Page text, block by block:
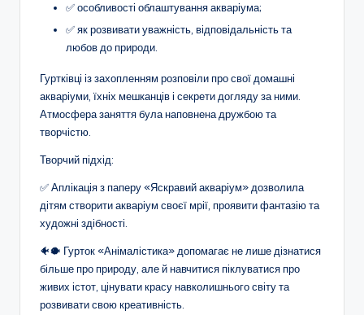
ч
н
о
г
о
х
о
в
а
н
✅ особливості облаштування акваріума;
✅ як розвивати уважність, відповідальність та
любов до природи.
Гуртківці із захопленням розповіли про свої домашні
акваріуми, їхніх мешканців і секрети догляду за ними.
Атмосфера заняття була наповнена дружбою та
творчістю.
Творчий підхід:
✅ Аплікація з паперу «Яскравий акваріум» дозволила
дітям створити акваріум своєї мрії, проявити фантазію та
художні здібності.
🐠🐡 Гурток «Анімалістика» допомагає не лише дізнатися
більше про природу, але й навчитися піклуватися про
живих істот, цінувати красу навколишнього світу та
розвивати свою креативність.